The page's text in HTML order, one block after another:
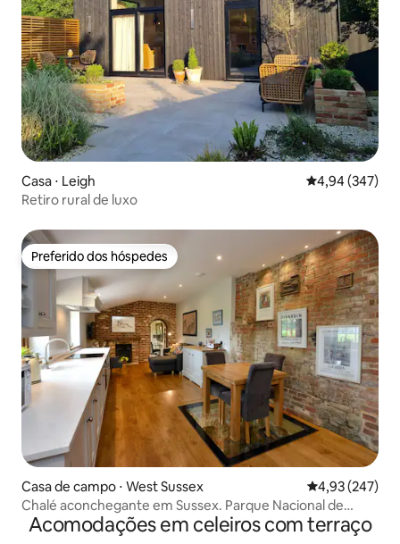
Casa ⋅ Leigh 4,94 de uma
4,94 (347)
Retiro rural de luxo
Preferido dos hóspedes
Preferido dos hóspedes
Casa de campo ⋅ West Sussex 4,93 de uma
4,93 (247)
Chalé aconchegante em Sussex. Parque Nacional de
South Downs
Acomodações em celeiros com terraço